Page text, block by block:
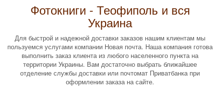
Фотокниги - Теофиполь и вся
Украина
Для быстрой и надежной доставки заказов нашим клиентам мы
пользуемся услугами компании Новая почта. Наша компания готова
выполнить заказ клиента из любого населенного пункта на
территории Украины. Вам достаточно выбрать ближайшее
отделение службы доставки или почтомат Приватбанка при
оформлении заказа на сайте.